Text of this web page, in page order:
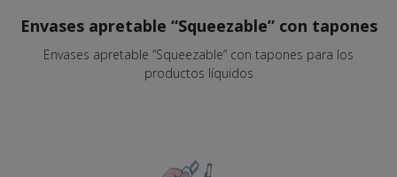
Envases apretable “Squeezable” con tapones
Envases apretable “Squeezable” con tapones para los
productos líquidos